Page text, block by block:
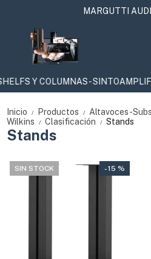
MARGUTTI
Y COLUMNAS -
Inicio / Productos / Altavoces-
Wilkins
/ Clasificación / Stands
Stands
SIN STOCK - 15 %